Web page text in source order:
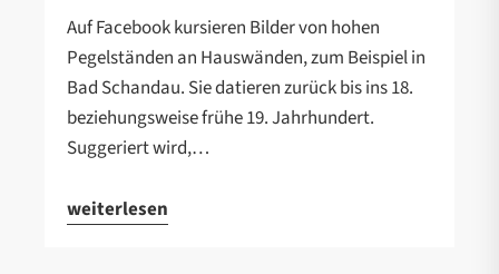
Auf Facebook kursieren Bilder von hohen
Pegelständen an Hauswänden, zum Beispiel in
Bad Schandau. Sie datieren zurück bis ins 18.
beziehungsweise frühe 19. Jahrhundert.
Suggeriert wird,…
weiterlesen